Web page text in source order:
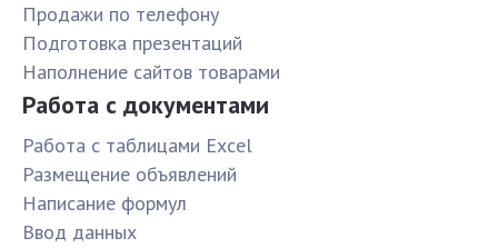
Продажи по телефону
Подготовка презентаций
Наполнение сайтов товарами
Работа с документами
Работа с таблицами Excel
Размещение объявлений
Написание формул
Ввод данных